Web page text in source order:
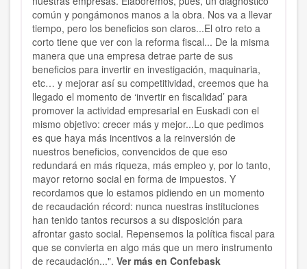
común y pongámonos manos a la obra. Nos va a llevar
tiempo, pero los beneficios son claros...El otro reto a
corto tiene que ver con la reforma fiscal... De la misma
manera que una empresa detrae parte de sus
beneficios para invertir en investigación, maquinaria,
etc… y mejorar así su competitividad, creemos que ha
llegado el momento de ‘invertir en fiscalidad’ para
promover la actividad empresarial en Euskadi con el
mismo objetivo: crecer más y mejor...Lo que pedimos
es que haya más incentivos a la reinversión de
nuestros beneficios, convencidos de que eso
redundará en más riqueza, más empleo y, por lo tanto,
mayor retorno social en forma de impuestos. Y
recordamos que lo estamos pidiendo en un momento
de recaudación récord: nunca nuestras instituciones
han tenido tantos recursos a su disposición para
afrontar gasto social. Repensemos la política fiscal para
que se convierta en algo más que un mero instrumento
de recaudación...". Ver más en Confebask